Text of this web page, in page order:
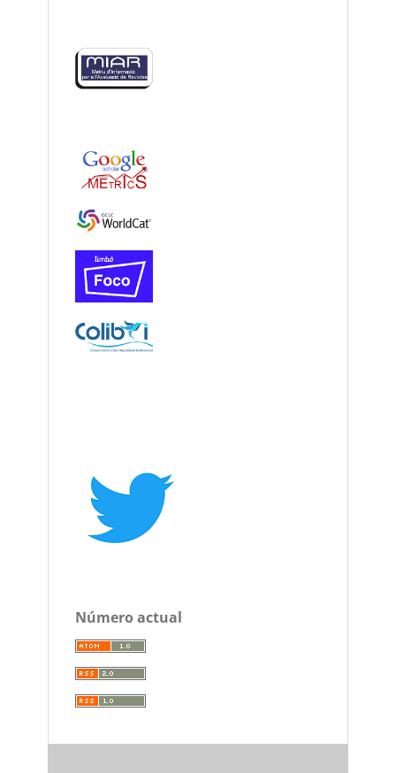
Número actual